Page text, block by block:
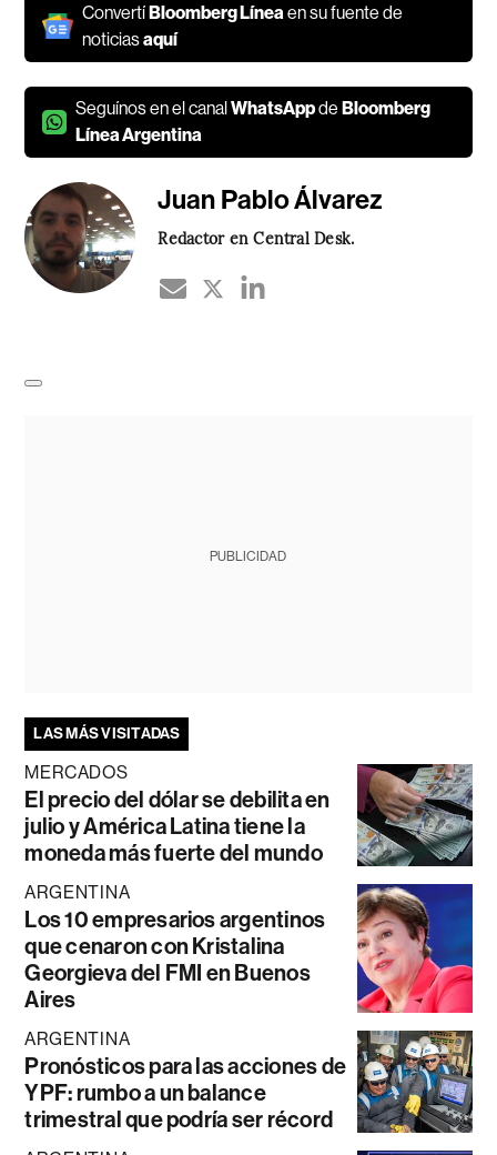
ConvertíBloomberg Línea en su fuente de
noticiasaquí
Seguínos en el canalWhatsAppdeBloomberg
Línea Argentina
Juan Pablo Álvarez
Redactor en Central Desk.
PUBLICIDAD
LAS MÁS VISITADAS
MERCADOS
El precio del dólar se debilita en
julio y América Latina tiene la
moneda más fuerte del mundo
ARGENTINA
Los 10 empresarios argentinos
que cenaron con Kristalina
Georgieva del FMI en Buenos
Aires
ARGENTINA
Pronósticos para las acciones de
YPF: rumbo a un balance
trimestral que podría ser récord